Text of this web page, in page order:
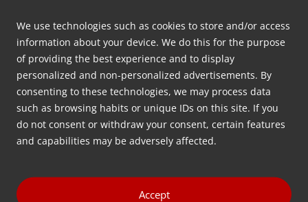
We use technologies such as cookies to store and/or access
information about your device. We do this for the purpose
of providing the best experience and to display
personalized and non-personalized advertisements. By
consenting to these technologies, we may process data
such as browsing habits or unique IDs on this site. If you
do not consent or withdraw your consent, certain features
and capabilities may be adversely affected.
Accept
กำหนดค่าการจ่ายยาแบบใดที่
เหมาะกับการใช้งานของคุณมาก
ที่สุด
ทิ้งข้อมูลติดต่อของคุณไว้ด้านล่าง แล้วเราจะติดต่อกลับ
โดยเร็วที่สุด
จริง